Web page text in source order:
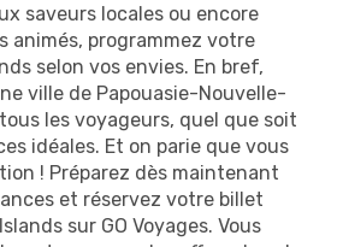
saveurs locales ou encore
animés, programmez votre
selon vos envies. En bref,
ville de Papouasie-Nouvelle-
les voyageurs, quel que soit
idéales. Et on parie que vous
! Préparez dès maintenant
et réservez votre billet
sur GO Voyages. Vous